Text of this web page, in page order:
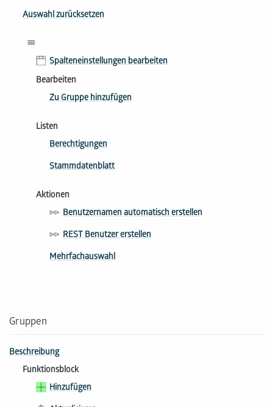
Auswahl zurücksetzen
Spalteneinstellungen bearbeiten
Bearbeiten
Zu Gruppe hinzufügen
Listen
Berechtigungen
Stammdatenblatt
Aktionen
Benutzernamen automatisch erstellen
REST Benutzer erstellen
Mehrfachauswahl
Gruppen
Beschreibung
Funktionsblock
Hinzufügen